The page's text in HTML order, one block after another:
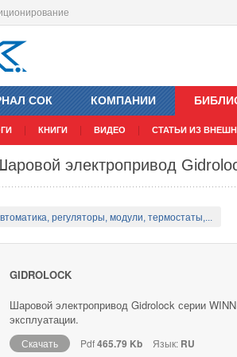
СОК КОМПАНИИ
КНИГИ ВИДЕО СТАТЬИ ИЗ
электропривод
регуляторы, модули, термостаты,...
GIDROLOCK
Шаровой электропривод Gidrolock серии
эксплуатации.
Скачать Pdf465.79 Kb Язык: RU